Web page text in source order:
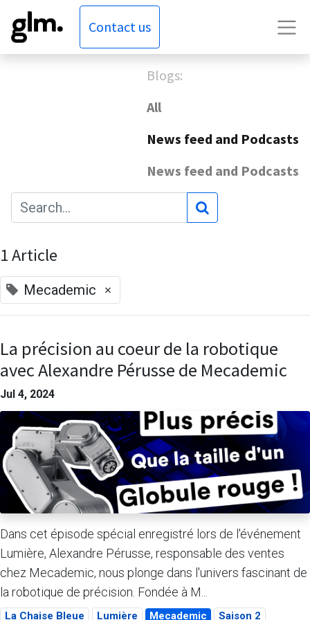
Contact us
Blogs:
All
News feed and Podcasts
News feed and Podcasts
1 Article
Mecademic ×
La précision au coeur de la robotique
avec Alexandre Pérusse de Mecademic
Jul 4, 2024
Dans cet épisode spécial enregistré lors de l'événement
Lumière, Alexandre Pérusse, responsable des ventes
chez Mecademic, nous plonge dans l'univers fascinant de
la robotique de précision. Fondée à M...
La Chaise Bleue Lumière Mecademic Saison 2